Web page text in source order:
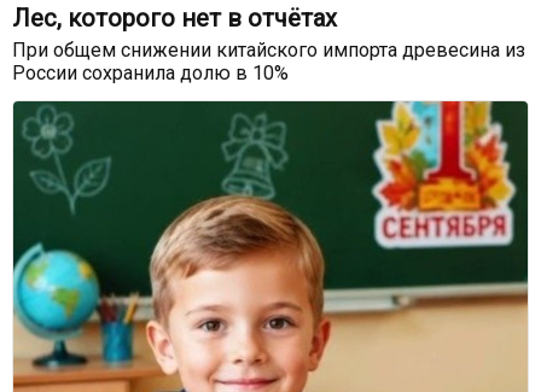
Лес, которого нет в отчётах
При общем снижении китайского импорта древесина из
России сохранила долю в 10%